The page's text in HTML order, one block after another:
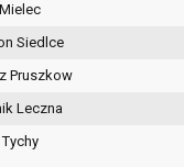
Siedlce
Pruszkow
Leczna
Tychy